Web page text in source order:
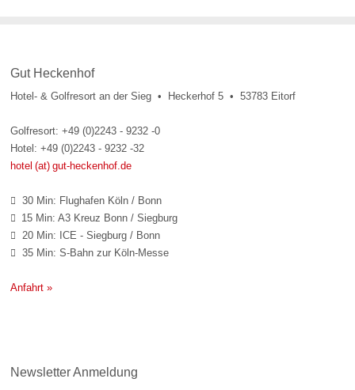
Gut Heckenhof
Hotel- & Golfresort an der Sieg • Heckerhof 5 • 53783 Eitorf
Golfresort: +49 (0)2243 - 9232 -0
Hotel: +49 (0)2243 - 9232 -32
hotel (at) gut-heckenhof.de
 30 Min: Flughafen Köln / Bonn
 15 Min: A3 Kreuz Bonn / Siegburg
 20 Min: ICE - Siegburg / Bonn
 35 Min: S-Bahn zur Köln-Messe
Anfahrt »
Newsletter Anmeldung